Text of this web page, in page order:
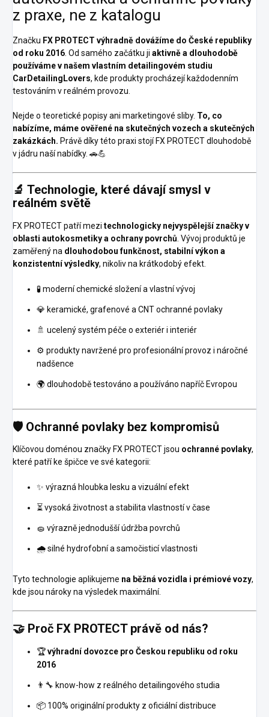
z praxe, ne z katalogu
Značku FX PROTECT výhradně dovážíme do České republiky
od roku 2016 . Od samého začátku ji aktivně a dlouhodobě
používáme v našem vlastním detailingovém studiu
CarDetailingLovers, kde produkty procházejí každodenním
testováním v reálném provozu.
Nejde o teoretické popisy ani marketingové sliby. To, co
nabízíme, máme ověřené na skutečných vozech a skutečných
zakázkách. Právě díky této praxi stojí FX PROTECT dlouhodobě
v jádru naší nabídky. 🚗💪
🔬 Technologie, které dávají smysl v
reálném světě
FX PROTECT patří mezi technologicky nejvyspělejší značky v
oblasti autokosmetiky a ochrany povrchů . Vývoj produktů je
zaměřený na dlouhodobou funkčnost, stabilní výkon a
konzistentní výsledky, nikoliv na krátkodobý efekt.
🧪 moderní chemické složení a vlastní vývoj
💎 keramické, grafenové a CNT ochranné povlaky
🚿 ucelený systém péče o exteriér i interiér
⚙️ produkty navržené pro profesionální provoz i náročné
nadšence
🌍 dlouhodobě testováno a používáno napříč Evropou
🛡️ Ochranné povlaky bez kompromisů
Klíčovou doménou značky FX PROTECT jsou ochranné povlaky,
které patří ke špičce ve své kategorii:
✨ výrazná hloubka lesku a vizuální efekt
⏳ vysoká životnost a stabilita vlastností v čase
🧽 výrazně jednodušší údržba povrchů
🌧️ silné hydrofobní a samočisticí vlastnosti
Tyto technologie aplikujeme na běžná vozidla i prémiové vozy,
kde jsou nároky na výsledek maximální.
🤝 Proč FX PROTECT právě od nás?
🏆výhradní dovozce pro Českou republiku od roku
2016
👨‍🔧 know-how z reálného detailingového studia
📦 100% originální produkty z oficiální distribuce